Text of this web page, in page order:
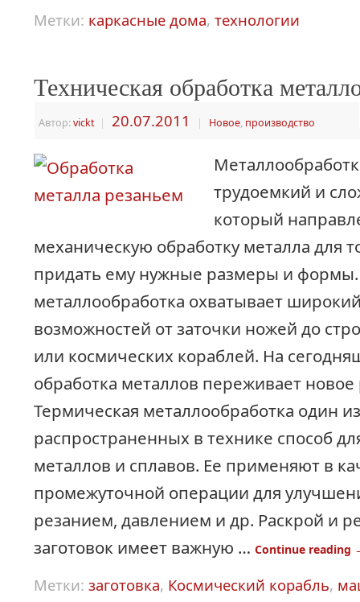
Метки: каркасные дома, технологии
Техническая обработка
Автор:vickt | 20.07.2011 | Новое, производство
трудоемкий и
который
механическую обработку металла для
придать ему нужные размеры и
металлообработка охватывает
возможностей от заточки ножей до
или космических кораблей. На
обработка металлов переживает
Термическая металлообработка один
распространенных в технике способ
металлов и сплавов. Ее применяют в
промежуточной операции для
резанием, давлением и др. Раскрой и
заготовок имеет важную … Continue reading
Метки: заготовка, Космический корабль,